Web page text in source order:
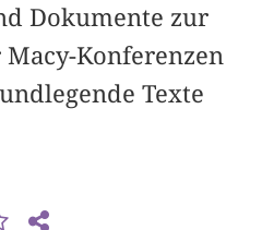
Dokumente zur
Konferenzen
Texte